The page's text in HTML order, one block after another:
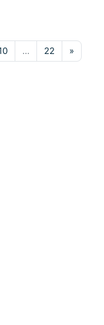
9
Pàgina 10
… 22Pàgina 22
»Pàgina